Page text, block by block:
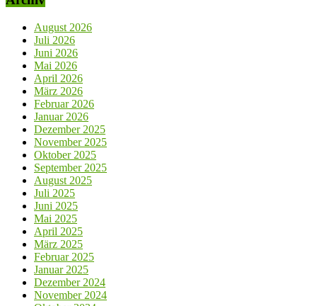
August 2026
Juli 2026
Juni 2026
Mai 2026
April 2026
März 2026
Februar 2026
Januar 2026
Dezember 2025
November 2025
Oktober 2025
September 2025
August 2025
Juli 2025
Juni 2025
Mai 2025
April 2025
März 2025
Februar 2025
Januar 2025
Dezember 2024
November 2024